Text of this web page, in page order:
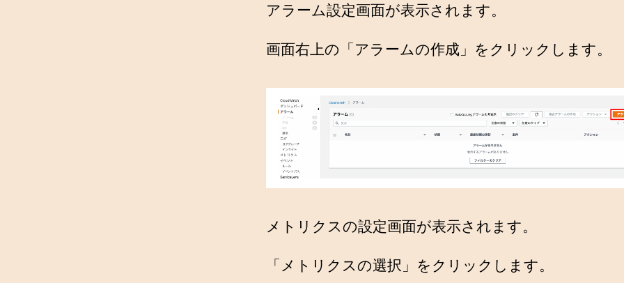
アラーム設定画面が表示されます。
画面右上の「アラームの作成」をクリックします。
メトリクスの設定画面が表示されます。
「メトリクスの選択」をクリックします。